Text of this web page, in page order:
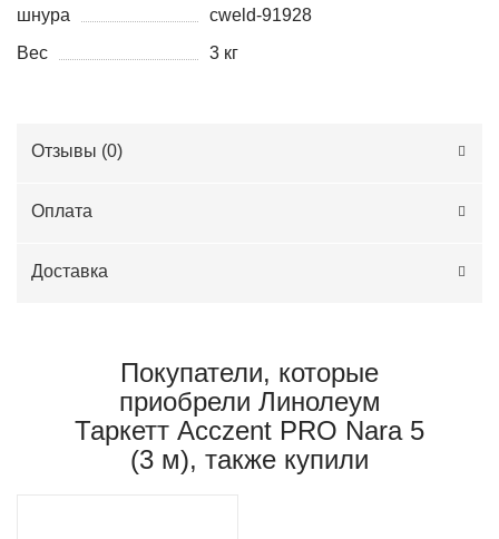
шнура
cweld-91928
Вес
3 кг
Отзывы (0)
Оплата
Доставка
Покупатели, которые
приобрели Линолеум
Таркетт Acczent PRO Nara 5
(3 м), также купили